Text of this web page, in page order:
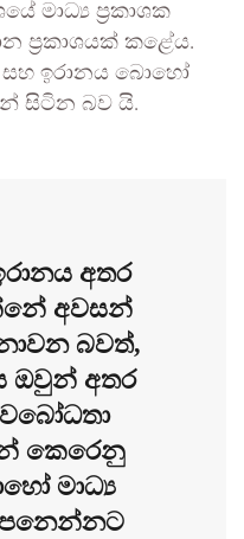
මාධ්‍ය ප්‍රකාශක
ප්‍රකාශයක් කළේය.
සහ ඉරානය බොහෝ
සිටින බව යි.
අතර
අවසන්
බවත්,
ඔවුන් අතර
කෙරෙනු
මාධ්‍ය